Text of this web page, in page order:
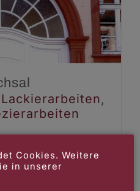
Sanierung
Lackierarbeiten,
Cookies. Weitere
in unserer